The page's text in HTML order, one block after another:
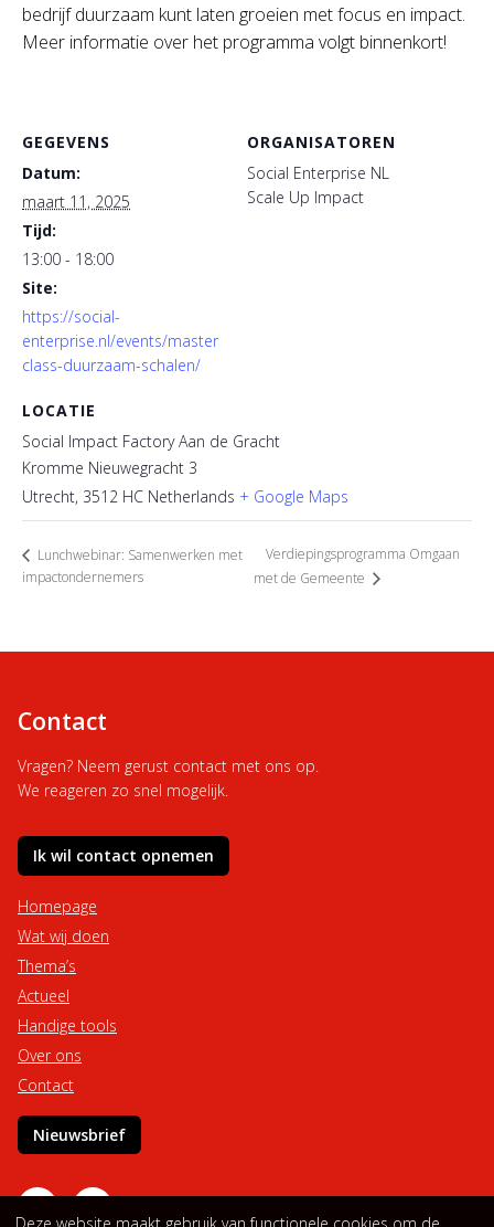
bedrijf duurzaam kunt laten groeien met focus en impact.
Meer informatie over het programma volgt binnenkort!
GEGEVENS
Datum:
maart 11, 2025
Tijd:
13:00 - 18:00
Site:
https://social-
enterprise.nl/events/master
class-duurzaam-schalen/
LOCATIE
Social Impact Factory Aan de Gracht
Kromme Nieuwegracht 3
Utrecht, 3512 HC Netherlands + Google Maps
ORGANISATOREN
Social Enterprise NL
Scale Up Impact
Lunchwebinar: Samenwerken met
impactondernemers
Verdiepingsprogramma Omgaan
met de Gemeente
Contact
Vragen? Neem gerust contact met ons op.
We reageren zo snel mogelijk.
Ik wil contact opnemen
Homepage
Wat wij doen
Thema’s
Actueel
Handige tools
Over ons
Contact
Nieuwsbrief